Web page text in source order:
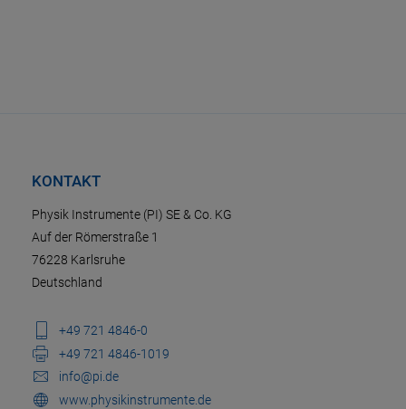
KONTAKT
Physik Instrumente (PI) SE & Co. KG
Auf der Römerstraße 1
76228 Karlsruhe
Deutschland
+49 721 4846-0
+49 721 4846-1019
info@pi.de
www.physikinstrumente.de